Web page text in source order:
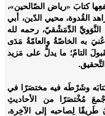
كتابَ «رياض الصّالحين»،
القُدوة، محيي الدّين، أبي
الدِّمَشْقيّ، رحمه لله
سنة 676، فقد عُنيَ به الخاصّةُ والعامّةُ مَدَى
التامّ؛ ما يدلُّ على مَزيد
وشَرْطَه فيه مختصَرًا في
مُخْتصَرًا من الأحاديثِ
لِصاحبه إلى الآخِرة،